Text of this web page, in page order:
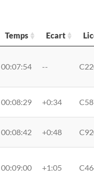
Temps Ecart
00:07:54 --
00:08:29 +0:34
00:08:42 +0:48
00:09:00 +1:05